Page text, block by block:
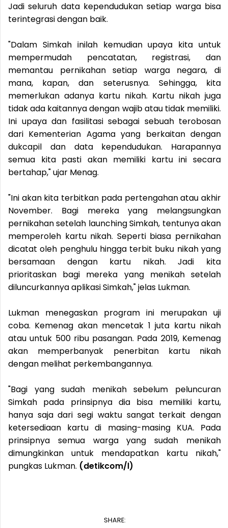
Jadi seluruh data kependudukan setiap warga bisa
terintegrasi dengan baik.
"Dalam Simkah inilah kemudian upaya kita untuk
mempermudah pencatatan, registrasi, dan
memantau pernikahan setiap warga negara, di
mana, kapan, dan seterusnya. Sehingga, kita
memerlukan adanya kartu nikah. Kartu nikah juga
tidak ada kaitannya dengan wajib atau tidak memiliki.
Ini upaya dan fasilitasi sebagai sebuah terobosan
dari Kementerian Agama yang berkaitan dengan
dukcapil dan data kependudukan. Harapannya
semua kita pasti akan memiliki kartu ini secara
bertahap," ujar Menag.
"Ini akan kita terbitkan pada pertengahan atau akhir
November. Bagi mereka yang melangsungkan
pernikahan setelah launching Simkah, tentunya akan
memperoleh kartu nikah. Seperti biasa pernikahan
dicatat oleh penghulu hingga terbit buku nikah yang
bersamaan dengan kartu nikah. Jadi kita
prioritaskan bagi mereka yang menikah setelah
diluncurkannya aplikasi Simkah," jelas Lukman.
Lukman menegaskan program ini merupakan uji
coba. Kemenag akan mencetak 1 juta kartu nikah
atau untuk 500 ribu pasangan. Pada 2019, Kemenag
akan memperbanyak penerbitan kartu nikah
dengan melihat perkembangannya.
"Bagi yang sudah menikah sebelum peluncuran
Simkah pada prinsipnya dia bisa memiliki kartu,
hanya saja dari segi waktu sangat terkait dengan
ketersediaan kartu di masing-masing KUA. Pada
prinsipnya semua warga yang sudah menikah
dimungkinkan untuk mendapatkan kartu nikah,"
pungkas Lukman. (detikcom/l)
SHARE: